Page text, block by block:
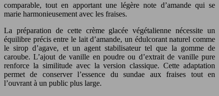
comparable, tout en apportant une légère note d’amande qui se
marie harmonieusement avec les fraises.
La préparation de cette crème glacée végétalienne nécessite un
équilibre précis entre le lait d’amande, un édulcorant naturel comme
le sirop d’agave, et un agent stabilisateur tel que la gomme de
caroube. L’ajout de vanille en poudre ou d’extrait de vanille pure
renforce la similitude avec la version classique. Cette adaptation
permet de conserver l’essence du sundae aux fraises tout en
l’ouvrant à un public plus large.